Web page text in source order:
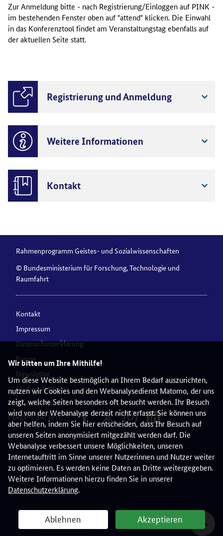
Wir bitten um Ihre Mithilfe!
Um diese Website bestmöglich an Ihrem Bedarf auszurichten,
nutzen wir Cookies und den Webanalysedienst Matomo, der uns
zeigt, welche Seiten besonders oft besucht werden. Ihr Besuch
wird von der Webanalyse derzeit nicht erfasst. Sie können uns
aber helfen, indem Sie hier entscheiden, dass Ihr Besuch auf
unseren Seiten anonymisiert mitgezählt werden darf. Die
Webanalyse verbessert unsere Möglichkeiten, unseren
Internetauftritt im Sinne unserer Nutzerinnen und Nutzer weiter
zu optimieren. Es werden keine Daten an Dritte weitergegeben.
Weitere Informationen hierzu finden Sie in unserer
Datenschutzerklärung.
Ablehnen Akzeptieren
Zur Anmeldung bitte - nach Registrierung/Einloggen auf PINK -
im bestehenden Fenster oben auf "attend" klicken. Die Einwahl
in das Konferenztool findet am Veranstaltungstag ebenfalls auf
der aktuellen Seite statt.
Registrierung und Anmeldung
Weitere Informationen
Kontakt
Rahmenprogramm Geistes- und Sozialwissenschaften
© Bundesministerium für Forschung, Technologie und
Raumfahrt
Kontakt
Impressum
Datenschutzerklärung
Presse
Newsletter
Medienplattform
Barriere melden
Folgen Sie uns: